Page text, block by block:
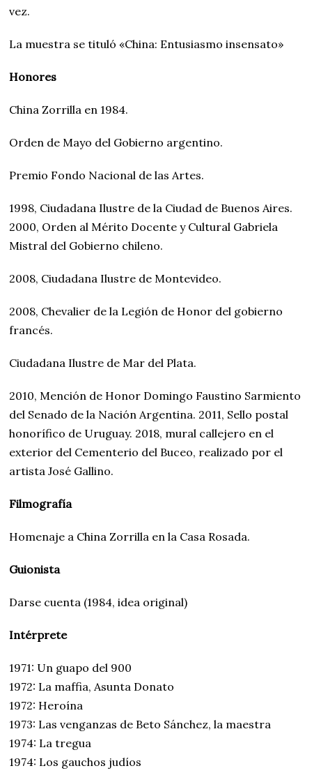
vez.
La muestra se tituló «China: Entusiasmo insensato»
Honores
China Zorrilla en 1984.
Orden de Mayo del Gobierno argentino.
Premio Fondo Nacional de las Artes.
1998, Ciudadana Ilustre de la Ciudad de Buenos Aires.
2000, Orden al Mérito Docente y Cultural Gabriela
Mistral del Gobierno chileno.
2008, Ciudadana Ilustre de Montevideo.
2008, Chevalier de la Legión de Honor del gobierno
francés.
Ciudadana Ilustre de Mar del Plata.
2010, Mención de Honor Domingo Faustino Sarmiento
del Senado de la Nación Argentina. 2011, Sello postal
honorífico de Uruguay. 2018, mural callejero en el
exterior del Cementerio del Buceo, realizado por el
artista José Gallino.
Filmografía
Homenaje a China Zorrilla en la Casa Rosada.
Guionista
Darse cuenta (1984, idea original)
Intérprete
1971: Un guapo del 900
1972: La maffia, Asunta Donato
1972: Heroína
1973: Las venganzas de Beto Sánchez, la maestra
1974: La tregua
1974: Los gauchos judíos